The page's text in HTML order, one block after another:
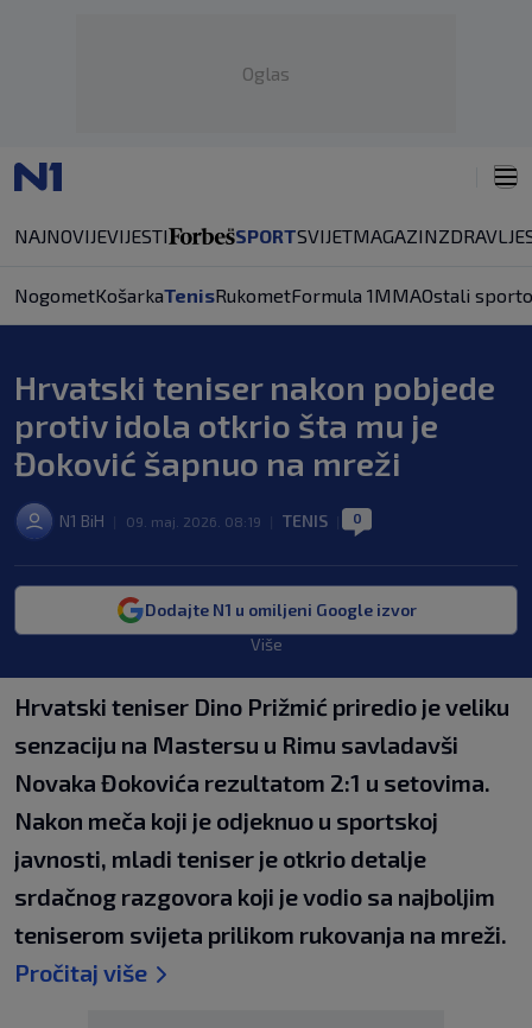
Oglas
NAJNOVIJEVIJESTI SPORTSVIJETMAGAZINZDRAVLJE
NogometKošarkaTenisRukometFormula 1MMAOstali
Hrvatski teniser nakon pobjede
protiv idola otkrio šta mu je
Đoković šapnuo na mreži
N1 BiH 09. maj. 2026. 08:19 TENIS 0
Dodajte N1 u omiljeni Google izvor
Više
Hrvatski teniser Dino Prižmić priredio je veliku
senzaciju na Mastersu u Rimu savladavši
Novaka Đokovića rezultatom 2:1 u setovima.
Nakon meča koji je odjeknuo u sportskoj
javnosti, mladi teniser je otkrio detalje
srdačnog razgovora koji je vodio sa najboljim
teniserom svijeta prilikom rukovanja na mreži.
Pročitaj više